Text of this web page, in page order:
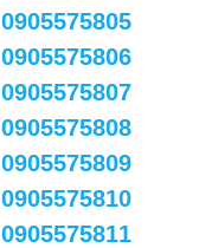
0905575805
0905575806
0905575807
0905575808
0905575809
0905575810
0905575811